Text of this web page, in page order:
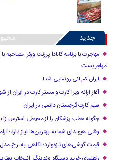
جدید
مهاجرت با برنامه کانادا پرزنت ورکر: مصاحبه
مهاجریست
ایران کمپانی رونمایی شد!
آغاز ارائه ویزا کارت و مستر کارت در ایران از
سیم کارت گرجستان دائمی در ایران
چگونه مطب پزشکان را از محیطی استرس زا
وقتی هیوندای شما به بهترین‌ها نیاز دارد؛
قیمت گوشی‌های تازه‌وارد؛ نگاهی به نرخ
راهنمای خرید دستگاه وندینگ: انتخاب